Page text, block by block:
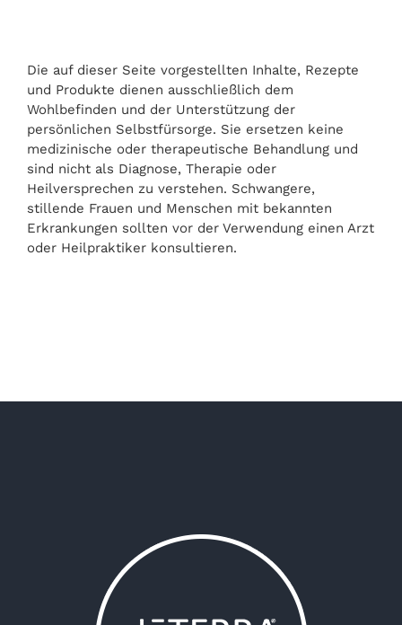
Die auf dieser Seite vorgestellten Inhalte, Rezepte
und Produkte dienen ausschließlich dem
Wohlbefinden und der Unterstützung der
persönlichen Selbstfürsorge. Sie ersetzen keine
medizinische oder therapeutische Behandlung und
sind nicht als Diagnose, Therapie oder
Heilversprechen zu verstehen. Schwangere,
stillende Frauen und Menschen mit bekannten
Erkrankungen sollten vor der Verwendung einen Arzt
oder Heilpraktiker konsultieren.